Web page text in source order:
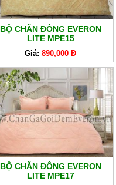
BỘ CHĂN ĐÔNG EVERON
LITE MPE15
Giá: 890,000 Đ
BỘ CHĂN ĐÔNG EVERON
LITE MPE17